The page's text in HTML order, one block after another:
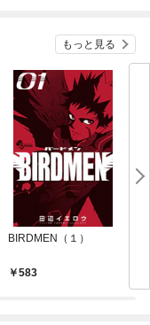
もっと見る
BIRDMEN（１）
583